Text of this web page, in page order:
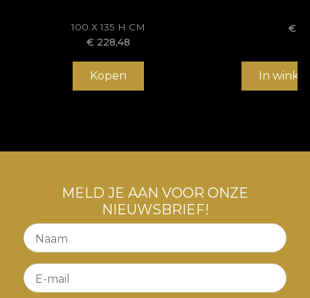
100 X 135 H CM
€ 228,48
Kopen
€
In
MELD JE AAN VOOR ONZE
NIEUWSBRIEF!
Naam
E-mail